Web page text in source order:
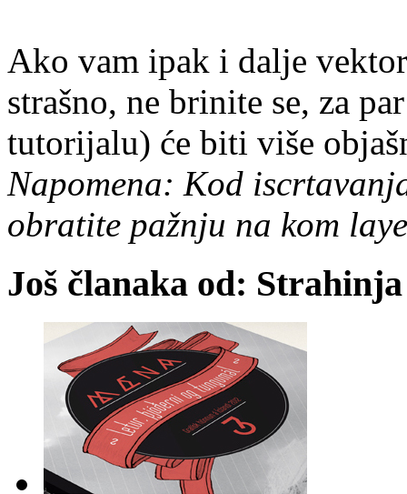
Ako vam ipak i dalje
strašno, ne brinite se, za
tutorijalu) će biti više
Napomena: Kod
obratite pažnju na kom
Još članaka od: